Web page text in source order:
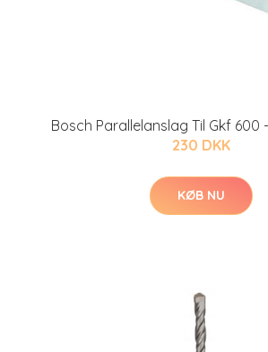
Bosch Parallelanslag Til Gkf 600
230 DKK
KØB NU